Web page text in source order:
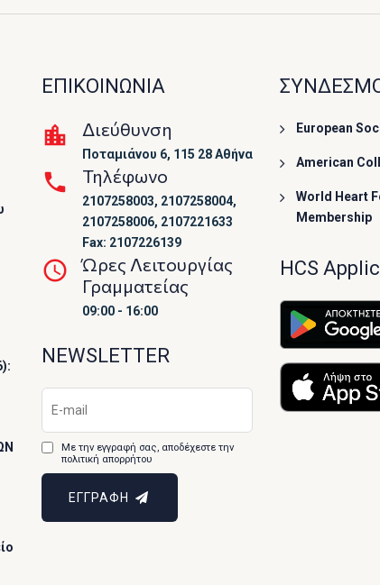
ΕΠΙΚΟΙΝΩΝΙΑ
Διεύθυνση
Ποταμιάνου 6, 115 28 Αθήνα
Τηλέφωνο
2107258003, 2107258004,
2107258006, 2107221633
Fax: 2107226139
Ώρες Λειτουργίας
Γραμματείας
09:00 - 16:00
NEWSLETTER
Με την εγγραφή σας, αποδέχεστε την
πολιτική απορρήτου
ΕΓΓΡΑΦΗ
European
American
World Heart
Membership
HCS